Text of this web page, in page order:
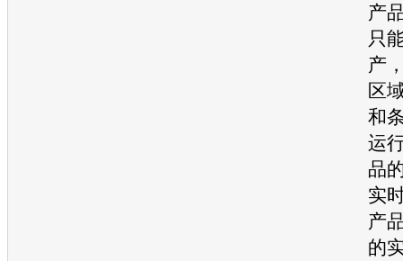
产
只
产
区
和
运
品
实
产
的